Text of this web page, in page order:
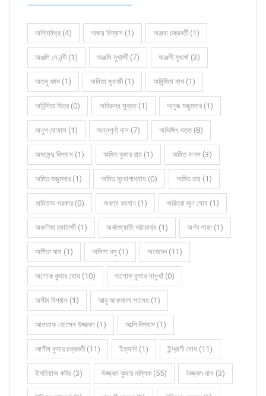
অগ্নিমিত্র (4) অজয় বিশ্বাস (1) অঞ্জনা চক্রবর্তী (1)
অঞ্জলি দে নন্দী (1) অঞ্জলি মুখার্জী (7) অঞ্জলী মুখার্জ (3)
অতনু বর্মন (1) অনিতা মুখার্জী (1) অনিন্দিতা নাথ (1)
অনিন্দিতা মিত্র (0) অনিরুদ্ধ সুব্রত (1) অনুজ মজুমদার (1)
অনুপ ঘোষাল (1) অন্নপূর্ণা দাস (7) অভিজিৎ দত্ত (8)
অমলেন্দু বিশ্বাস (1) অমিত কুমার রায় (1) অমিত বাগল (3)
অমিত মজুমদার (1) অমিত মুখোপাধ্যায় (0) অমিত রায় (1)
অমিতাভ সরকার (0) অরণ্য রহমান (1) অরিত্রা জুন ঘোষ (1)
অরুণিমা চ্যাটার্জী (1) অর্কজ্যোতি ভট্টাচার্য্য (1) অর্ণব সাহা (1)
অর্পিতা দাস (1) অলিপা বসু (1) অংশুদেব (11)
অশোক কুমার ঘোষ (10) অশোক কুমার সাধুখাঁ (0)
অসীম বিশ্বাস (1) আবু আফজাল সালেহ (1)
আলতাফ হোসেন উজ্জ্বল (1) আল্পি বিশ্বাস (1)
আশীষ কুমার চক্রবর্তী (11) ইত্যাদি (1) ইন্দ্রাণী ঘোষ (11)
ইমতিয়াজ কবির (3) উজ্জ্বল কুমার মল্লিক (55) উজ্জ্বল দাস (3)